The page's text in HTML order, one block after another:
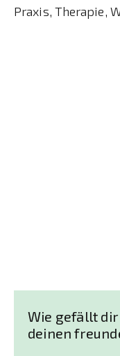
Praxis, Therapie,
Wie gefällt dir
deinen